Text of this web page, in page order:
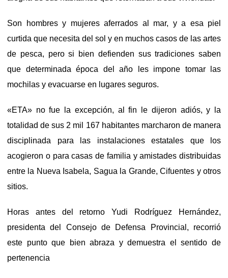
Son hombres y mujeres aferrados al mar, y a esa piel
curtida que necesita del sol y en muchos casos de las artes
de pesca, pero si bien defienden sus tradiciones saben
que determinada época del año les impone tomar las
mochilas y evacuarse en lugares seguros.
«ETA» no fue la excepción, al fin le dijeron adiós, y la
totalidad de sus 2 mil 167 habitantes marcharon de manera
disciplinada para las instalaciones estatales que los
acogieron o para casas de familia y amistades distribuidas
entre la Nueva Isabela, Sagua la Grande, Cifuentes y otros
sitios.
Horas antes del retorno Yudi Rodríguez Hernández,
presidenta del Consejo de Defensa Provincial, recorrió
este punto que bien abraza y demuestra el sentido de
pertenencia